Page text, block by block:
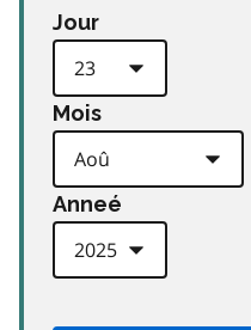
Jour
Mois
Anneé